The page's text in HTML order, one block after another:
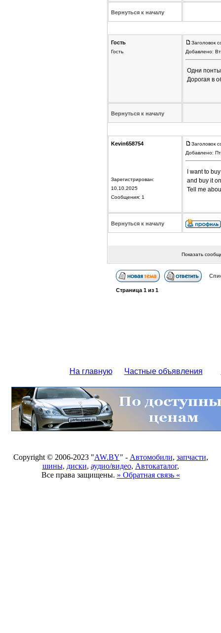
Вернуться к началу
Гость
Гость
Заголовок
Добавлено:
Одни
Дорогая в
Вернуться к началу
Kevin658754
Зарегистрирован:
10.10.2025
Сообщения: 1
Заголовок
Добавлено:
I want to
and buy it
Tell me
Вернуться к началу
Показать
Страница 1из 1
На главную Частные объявления
Copyright © 2006-2023 "AW.BY" - Автомобили, запчасти,
шины, диски, аудио/видео, Автокаталог,
Все права защищены. » Обратная связь «